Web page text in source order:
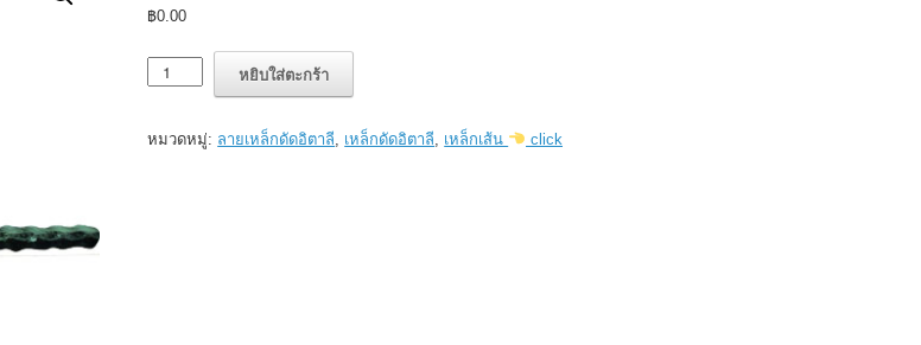
฿0.00
จำนวน
H-
*
หยิบใส่ตะกร้า
หมวดหมู่: ลายเหล็กดัดอิตาลี เหล็กดัดอิตาลี เหล็กเส้น click